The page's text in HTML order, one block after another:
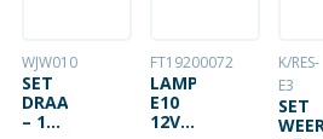
WJW010
SET
DRAADBRUGGEN
– 1
FT19200072
LAMP
E10
12V
K/RES-
E3
SET